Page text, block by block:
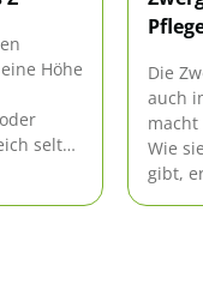
Höhe
selten
Die
auch
Wie
gibt,